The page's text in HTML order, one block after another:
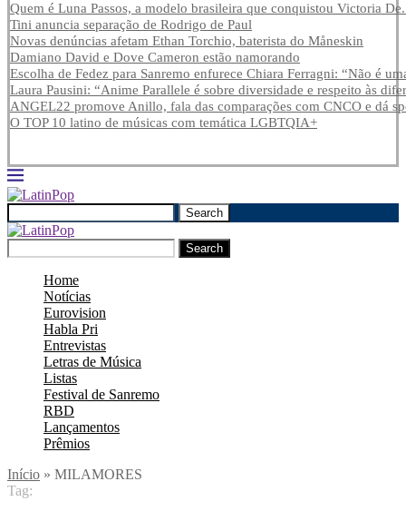
Quem é Luna Passos, a modelo brasileira que conquistou Victoria
Tini anuncia separação de Rodrigo de Paul
Novas denúncias afetam Ethan Torchio, baterista do Måneskin
Damiano David e Dove Cameron estão namorando
Escolha de Fedez para Sanremo enfurece Chiara Ferragni: “Não é
Laura Pausini: “Anime Parallele é sobre diversidade e respeito às
ANGEL22 promove Anillo, fala das comparações com CNCO e dá
O TOP 10 latino de músicas com temática LGBTQIA+
Search
Search
Home
Notícias
Eurovision
Habla Pri
Entrevistas
Letras de Música
Listas
Festival de Sanremo
RBD
Lançamentos
Prêmios
Início » MILAMORES
Tag: